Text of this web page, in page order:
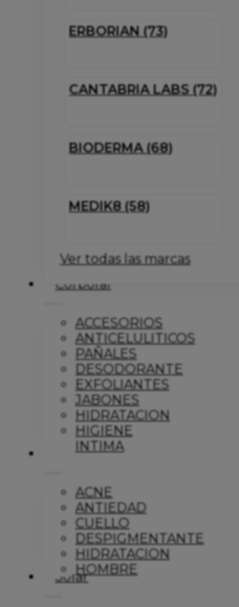
ERBORIAN (73)
CANTABRIA LABS (72)
BIODERMA (68)
MEDIK8 (58)
Ver todas las marcas
Corporal
ACCESORIOS
ANTICELULITICOS
PAÑALES
DESODORANTE
EXFOLIANTES
JABONES
HIDRATACION
HIGIENE
INTIMA
Dermo
ACNE
ANTIEDAD
CUELLO
DESPIGMENTANTE
HIDRATACION
HOMBRE
Solar